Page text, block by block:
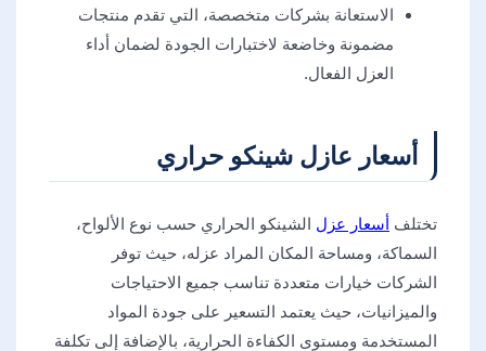
الاستعانة بشركات متخصصة، التي تقدم منتجات
مضمونة وخاضعة لاختبارات الجودة لضمان أداء
العزل الفعال.
أسعار عازل شينكو حراري
تختلف أسعار عزل الشينكو الحراري حسب نوع الألواح،
السماكة، ومساحة المكان المراد عزله، حيث توفر
الشركات خيارات متعددة تناسب جميع الاحتياجات
والميزانيات، حيث يعتمد التسعير على جودة المواد
المستخدمة ومستوى الكفاءة الحرارية، بالإضافة إلى تكلفة